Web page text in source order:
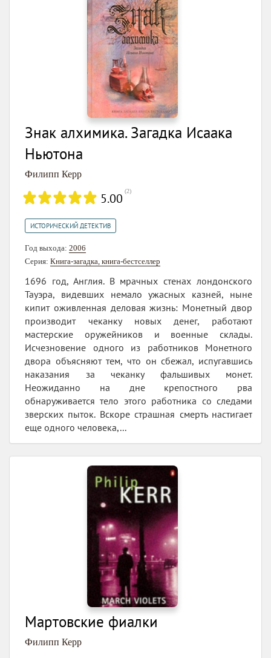
Знак алхимика. Загадка Исаака
Ньютона
Филипп Керр
5.00 (2)
ИСТОРИЧЕСКИЙ ДЕТЕКТИВ
Год выхода: 2006
Серия: Книга-загадка, книга-бестселлер
1696 год, Англия. В мрачных стенах лондонского
Тауэра, видевших немало ужасных казней, ныне
кипит оживленная деловая жизнь: Монетный двор
производит чеканку новых денег, работают
мастерские оружейников и военные склады.
Исчезновение одного из работников Монетного
двора объясняют тем, что он сбежал, испугавшись
наказания за чеканку фальшивых монет.
Неожиданно на дне крепостного рва
обнаруживается тело этого работника со следами
зверских пыток. Вскоре страшная смерть настигает
еще одного человека,...
Мартовские фиалки
Филипп Керр